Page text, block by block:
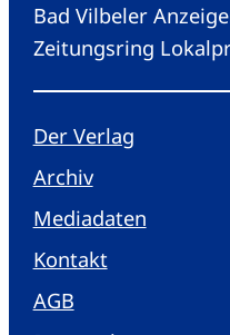
Bad Vilbeler
Zeitungsring
Der Verlag
Archiv
Mediadaten
Kontakt
AGB